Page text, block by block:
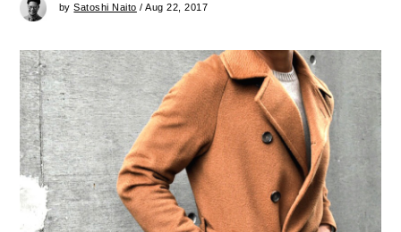
bySatoshi Naito / Aug 22, 2017